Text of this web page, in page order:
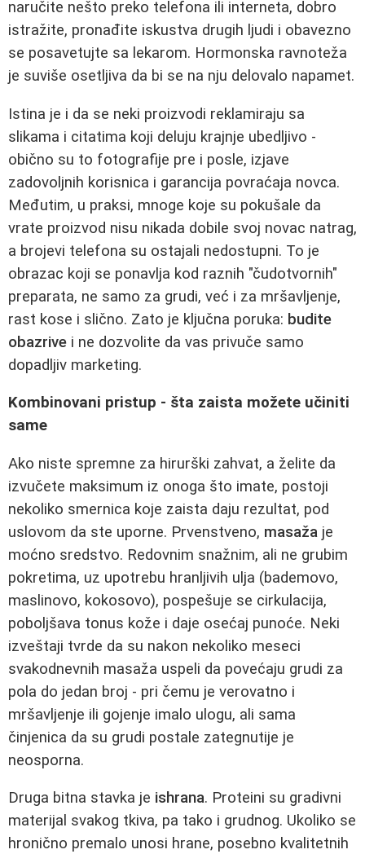
naručite nešto preko telefona ili interneta, dobro
istražite, pronađite iskustva drugih ljudi i obavezno
se posavetujte sa lekarom. Hormonska ravnoteža
je suviše osetljiva da bi se na nju delovalo napamet.
Istina je i da se neki proizvodi reklamiraju sa
slikama i citatima koji deluju krajnje ubedljivo -
obično su to fotografije pre i posle, izjave
zadovoljnih korisnica i garancija povraćaja novca.
Međutim, u praksi, mnoge koje su pokušale da
vrate proizvod nisu nikada dobile svoj novac natrag,
a brojevi telefona su ostajali nedostupni. To je
obrazac koji se ponavlja kod raznih "čudotvornih"
preparata, ne samo za grudi, već i za mršavljenje,
rast kose i slično. Zato je ključna poruka: budite
obazrive i ne dozvolite da vas privuče samo
dopadljiv marketing.
Kombinovani pristup - šta zaista možete učiniti
same
Ako niste spremne za hirurški zahvat, a želite da
izvučete maksimum iz onoga što imate, postoji
nekoliko smernica koje zaista daju rezultat, pod
uslovom da ste uporne. Prvenstveno, masaža je
moćno sredstvo. Redovnim snažnim, ali ne grubim
pokretima, uz upotrebu hranljivih ulja (bademovo,
maslinovo, kokosovo), pospešuje se cirkulacija,
poboljšava tonus kože i daje osećaj punoće. Neki
izveštaji tvrde da su nakon nekoliko meseci
svakodnevnih masaža uspeli da povećaju grudi za
pola do jedan broj - pri čemu je verovatno i
mršavljenje ili gojenje imalo ulogu, ali sama
činjenica da su grudi postale zategnutije je
neosporna.
Druga bitna stavka je ishrana. Proteini su gradivni
materijal svakog tkiva, pa tako i grudnog. Ukoliko se
hronično premalo unosi hrane, posebno kvalitetnih